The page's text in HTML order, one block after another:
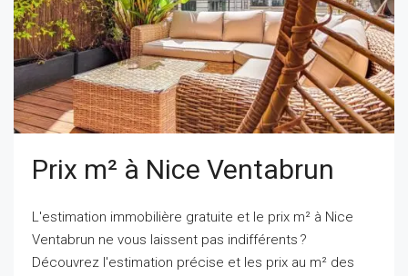
Prix m² à Nice Ventabrun
L'estimation immobilière gratuite et le prix m² à Nice
Ventabrun ne vous laissent pas indifférents ?
Découvrez l'estimation précise et les prix au m² des